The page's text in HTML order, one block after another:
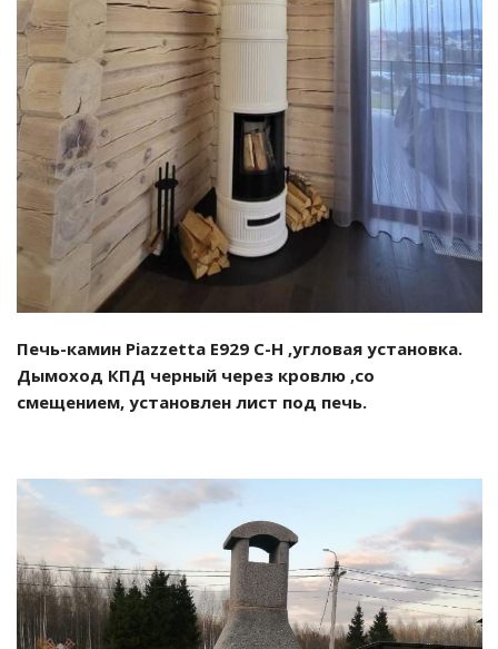
Смотреть проект
Печь-камин Piazzetta E929 C-H ,угловая установка.
Дымоход КПД черный через кровлю ,со
смещением, установлен лист под печь.